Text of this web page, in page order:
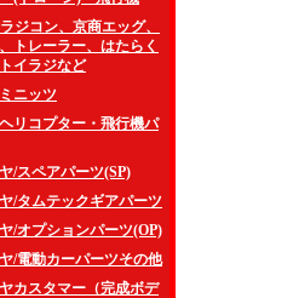
ジコン、京商エッグ、
トレーラー、はたらく
イラジなど
ニッツ
リコプター・飛行機パ
/スペアパーツ(SP)
/タムテックギアパーツ
/オプションパーツ(OP)
/電動カーパーツその他
カスタマー（完成ボデ